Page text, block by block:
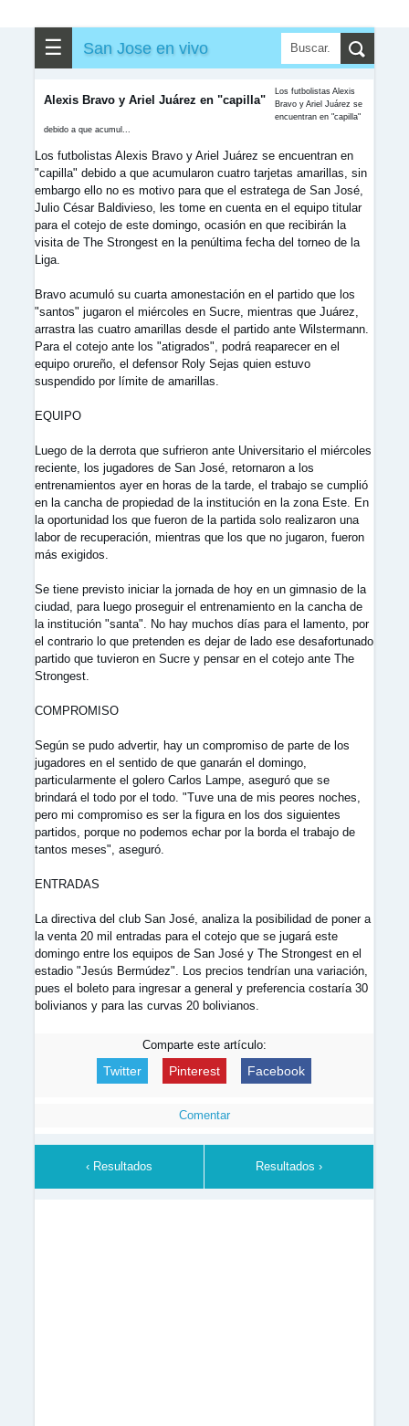
☰ San Jose en vivo
Alexis Bravo y Ariel Juárez en "capilla"
Los futbolistas Alexis
Bravo y Ariel Juárez se
encuentran en "capilla"
debido a que acumul...
Los futbolistas Alexis Bravo y Ariel Juárez se encuentran en
"capilla" debido a que acumularon cuatro tarjetas amarillas, sin
embargo ello no es motivo para que el estratega de San José,
Julio César Baldivieso, les tome en cuenta en el equipo titular
para el cotejo de este domingo, ocasión en que recibirán la
visita de The Strongest en la penúltima fecha del torneo de la
Liga.
Bravo acumuló su cuarta amonestación en el partido que los
"santos" jugaron el miércoles en Sucre, mientras que Juárez,
arrastra las cuatro amarillas desde el partido ante Wilstermann.
Para el cotejo ante los "atigrados", podrá reaparecer en el
equipo orureño, el defensor Roly Sejas quien estuvo
suspendido por límite de amarillas.
EQUIPO
Luego de la derrota que sufrieron ante Universitario el miércoles
reciente, los jugadores de San José, retornaron a los
entrenamientos ayer en horas de la tarde, el trabajo se cumplió
en la cancha de propiedad de la institución en la zona Este. En
la oportunidad los que fueron de la partida solo realizaron una
labor de recuperación, mientras que los que no jugaron, fueron
más exigidos.
Se tiene previsto iniciar la jornada de hoy en un gimnasio de la
ciudad, para luego proseguir el entrenamiento en la cancha de
la institución "santa". No hay muchos días para el lamento, por
el contrario lo que pretenden es dejar de lado ese desafortunado
partido que tuvieron en Sucre y pensar en el cotejo ante The
Strongest.
COMPROMISO
Según se pudo advertir, hay un compromiso de parte de los
jugadores en el sentido de que ganarán el domingo,
particularmente el golero Carlos Lampe, aseguró que se
brindará el todo por el todo. "Tuve una de mis peores noches,
pero mi compromiso es ser la figura en los dos siguientes
partidos, porque no podemos echar por la borda el trabajo de
tantos meses", aseguró.
ENTRADAS
La directiva del club San José, analiza la posibilidad de poner a
la venta 20 mil entradas para el cotejo que se jugará este
domingo entre los equipos de San José y The Strongest en el
estadio "Jesús Bermúdez". Los precios tendrían una variación,
pues el boleto para ingresar a general y preferencia costaría 30
bolivianos y para las curvas 20 bolivianos.
Comparte este artículo:
Twitter Pinterest Facebook
Comentar
‹ Resultados Resultados ›